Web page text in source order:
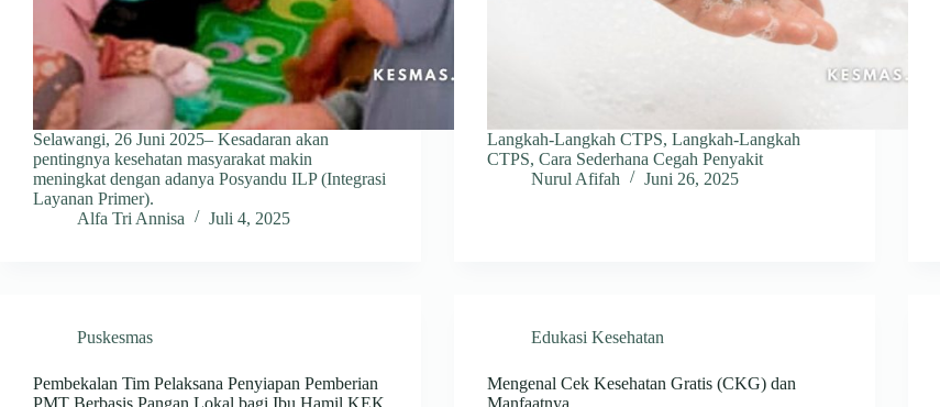
Selawangi, 26 Juni 2025– Kesadaran akan
pentingnya kesehatan masyarakat makin
meningkat dengan adanya Posyandu ILP (Integrasi
Layanan Primer).
Alfa Tri Annisa
Juli 4, 2025
Langkah-Langkah CTPS, Langkah-Langkah
CTPS, Cara Sederhana Cegah Penyakit
Nurul Afifah
Juni 26, 2025
Puskesmas
Pembekalan Tim Pelaksana Penyiapan Pemberian
PMT Berbasis Pangan Lokal bagi Ibu Hamil KEK
Edukasi Kesehatan
Mengenal Cek Kesehatan Gratis (CKG) dan
Manfaatnya